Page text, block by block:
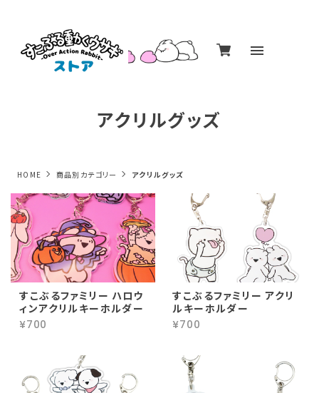
アクリルグッズ
HOME 商品別カテゴリー アクリルグッズ
すこぶるファミリー ハロウ
ィンアクリルキーホルダー
¥700
すこぶるファミリー アクリ
ルキーホルダー
¥700